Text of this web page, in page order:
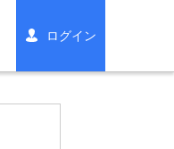
ログイン